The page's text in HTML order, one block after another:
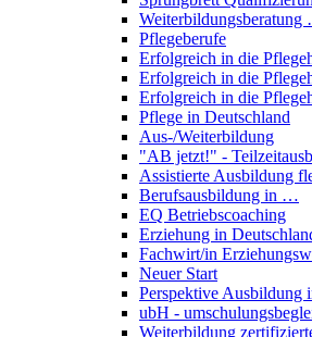
Pflegeberufe
Erfolgreich in die
Erfolgreich in die
Erfolgreich in die
Pflege in Deutschland
Aus-/Weiterbildung
"AB jetzt!" -
Assistierte Ausbildung
Berufsausbildung in …
EQ Betriebscoaching
Erziehung in
Fachwirt/in
Neuer Start
Perspektive
ubH -
Weiterbildung